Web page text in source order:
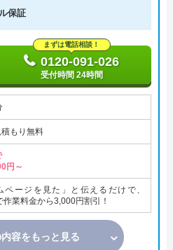
保証
まずは電話相談！
0120-091-026
受付時間 24時間
もり無料
円～
ページを見た」と伝えるだけで、
作業料金から3,000円割引！
容をもっと見る